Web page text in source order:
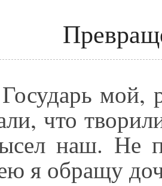
мой,
что
наш. Не
я обращу